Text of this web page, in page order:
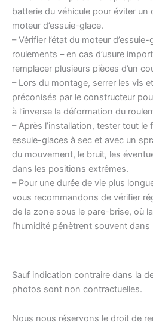
batterie du véhicule pour éviter
moteur d’essuie-glace.
– Vérifier l’état du moteur
roulements – en cas d’usure
remplacer plusieurs pièces d’un
– Lors du montage, serrer les vis
préconisés par le constructeur
à l’inverse la déformation du
– Après l’installation, tester tout
essuie-glaces à sec et avec un
du mouvement, le bruit, les
dans les positions extrêmes.
– Pour une durée de vie plus
vous recommandons de vérifier
de la zone sous le pare-brise, où
l’humidité pénètrent souvent dans
Sauf indication contraire dans la
photos sont non contractuelles.
Nous nous réservons le droit de